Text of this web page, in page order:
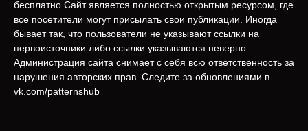
бесплатно Сайт является полностью открытым ресурсом, где
все посетители могут присылать свои публикации. Иногда
бывает так, что пользователи не указывают ссылки на
первоисточники либо ссылки указываются неверно.
Администрация сайта снимает с себя всю ответственность за
нарушения авторских прав. Следите за обновлениями в
vk.com/patternshub